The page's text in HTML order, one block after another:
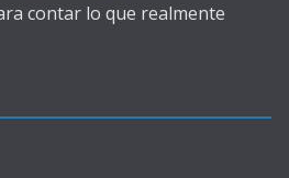
contar lo que realmente